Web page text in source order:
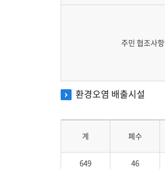
주민 협조사항
환경오염 배출시설
계 폐수
649
46